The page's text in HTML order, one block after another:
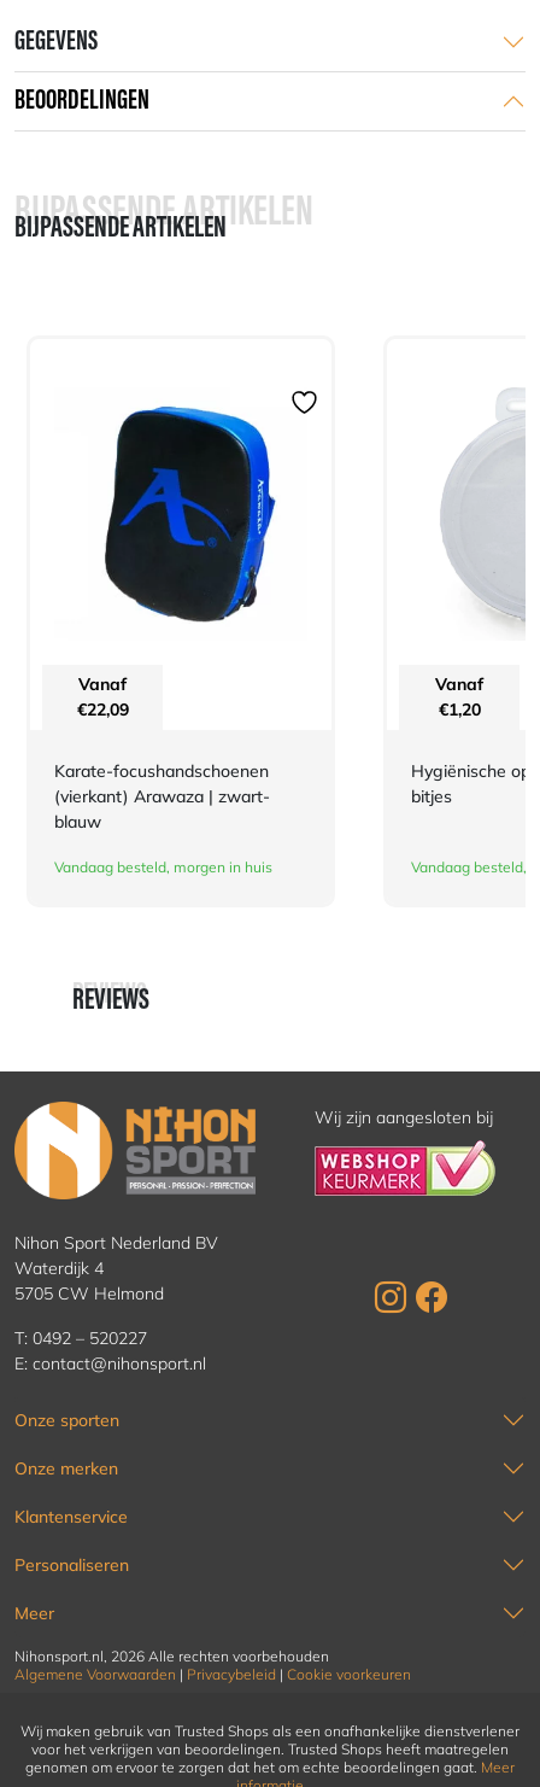
GEGEVENS
BEOORDELINGEN
BIJPASSENDE ARTIKELEN
BIJPASSENDE ARTIKELEN
Vanaf
€22,09
Karate-focushandschoenen
(vierkant) Arawaza | zwart-
blauw
Vandaag besteld, morgen in huis
Vanaf
€1,20
Hygiënische
bitjes
Vandaag besteld,
REVIEWS
REVIEWS
Wij zijn aangesloten bij
Nihon Sport Nederland BV
Waterdijk 4
5705 CW Helmond
T: 0492 – 520227
E: contact@nihonsport.nl
Onze sporten
Onze merken
Klantenservice
Personaliseren
Meer
Nihonsport.nl, 2026 Alle rechten voorbehouden
Algemene Voorwaarden | Privacybeleid | Cookie voorkeuren
Wij maken gebruik van Trusted Shops als een onafhankelijke dienstverlener
voor het verkrijgen van beoordelingen. Trusted Shops heeft maatregelen
genomen om ervoor te zorgen dat het om echte beoordelingen gaat. Meer